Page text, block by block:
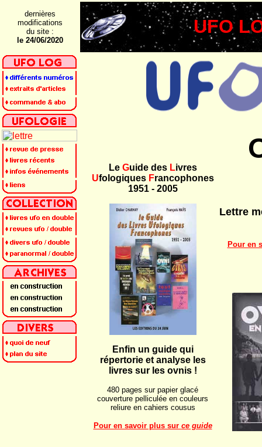
dernières
modifications
du site :
le 24/06/2020
UFO
Le Guide des Livres
Ufologiques Francophones
1951 - 2005
Enfin un guide qui
répertorie et analyse les
livres sur les ovnis !
480 pages sur papier glacé
couverture pelliculée en couleurs
reliure en cahiers cousus
Pour en savoir plus sur ce guide
Lettre
Pour en